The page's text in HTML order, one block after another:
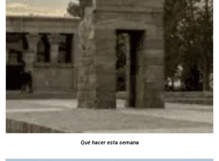
Qué hacer esta semana